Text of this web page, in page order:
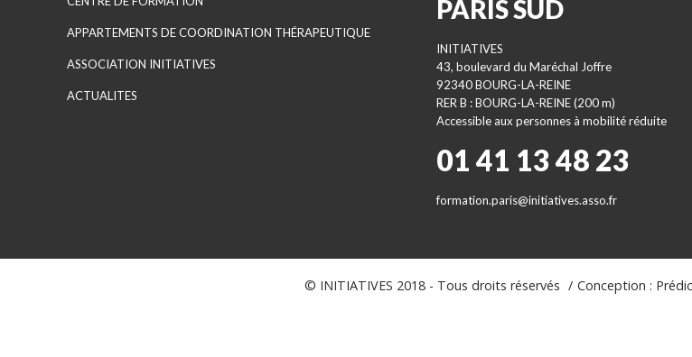
APPARTEMENTS DE COORDINATION THÉRAPEUTIQUE
ASSOCIATION INITIATIVES
ACTUALITES
PARIS SUD
INITIATIVES
43, boulevard du Maréchal Joffre
92340 BOURG-LA-REINE
RER B : BOURG-LA-REINE (200 m)
Accessible aux personnes à mobilité réduite
01 41 13 48 23
formation.paris@initiatives.asso.fr
© INITIATIVES 2018 - Tous droits réservés Conception :